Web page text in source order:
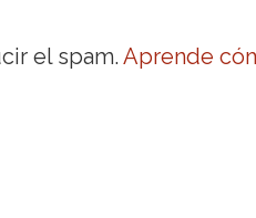
el spam. Aprende